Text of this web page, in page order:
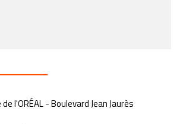
l'ORÉAL - Boulevard Jean Jaurès